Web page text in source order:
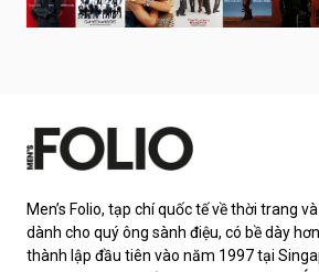
Men’s Folio, tạp chí quốc tế về thời trang
dành cho quý ông sành điệu, có bề dày
thành lập đầu tiên vào năm 1997 tại